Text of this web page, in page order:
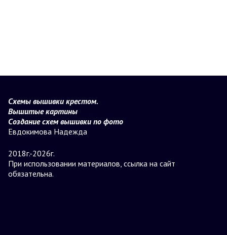
Схемы вышивки крестом.
Вышитые картины
Создание схем вышивки по фото
Евдокимова Надежда
2018г.-2026г.
При использовании материалов, ссылка на сайт
обязательна.